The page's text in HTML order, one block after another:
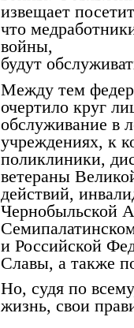
извещает
что
войны,
будут
Между тем
очертило круг
обслуживание в
учреждениях, к
поликлиники,
ветераны
действий,
Чернобыльской
и Российской
Славы, а также
Но, судя по
жизнь, свои